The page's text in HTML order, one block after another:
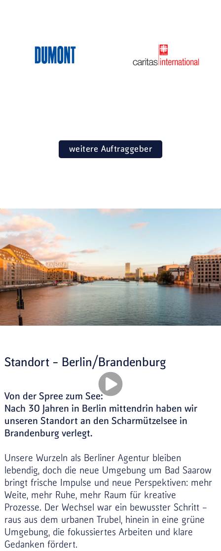
weitere Auftraggeber
Standort – Berlin/Brandenburg
Von der Spree zum See:
Nach 30 Jahren in Berlin mittendrin haben wir
unseren Standort an den Scharmützelsee in
Brandenburg verlegt.
Unsere Wurzeln als Berliner Agentur bleiben
lebendig, doch die neue Umgebung um Bad Saarow
bringt frische Impulse und neue Perspektiven: mehr
Weite, mehr Ruhe, mehr Raum für kreative
Prozesse. Der Wechsel war ein bewusster Schritt –
raus aus dem urbanen Trubel, hinein in eine grüne
Umgebung, die fokussiertes Arbeiten und klare
Gedanken fördert.